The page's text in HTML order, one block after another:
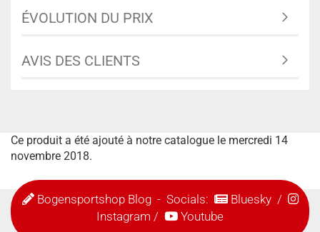
ÉVOLUTION DU PRIX
AVIS DES CLIENTS
Ce produit a été ajouté à notre catalogue le mercredi 14
novembre 2018.
Bogensportshop Blog- Socials: Bluesky/
Instagram / Youtube